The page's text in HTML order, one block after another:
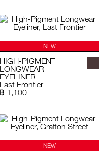
NEW
HIGH-PIGMENT
LONGWEAR
EYELINER
Last Frontier
฿ 1,100
NEW